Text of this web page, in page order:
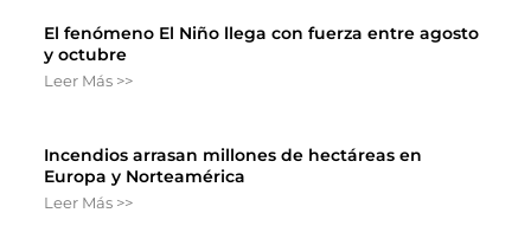
El fenómeno El Niño llega con fuerza entre agosto
y octubre
Leer Más >>
Incendios arrasan millones de hectáreas en
Europa y Norteamérica
Leer Más >>